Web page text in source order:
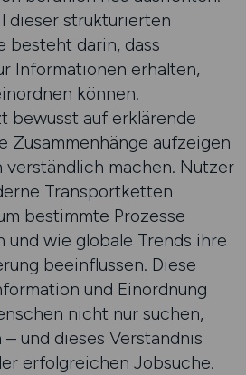
dieser strukturierten
besteht darin, dass
Informationen erhalten,
können.
bewusst auf erklärende
Zusammenhänge aufzeigen
verständlich machen. Nutzer
Transportketten
bestimmte Prozesse
wie globale Trends ihre
beeinflussen. Diese
und Einordnung
nicht nur suchen,
und dieses Verständnis
erfolgreichen Jobsuche.